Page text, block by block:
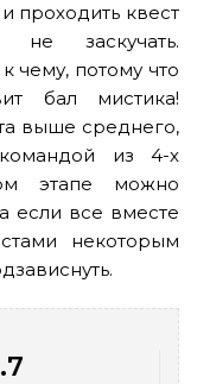
проходить квест
не заскучать.
чему, потому что
бал мистика!
выше среднего,
из 4-х
этапе можно
если все вместе
некоторым